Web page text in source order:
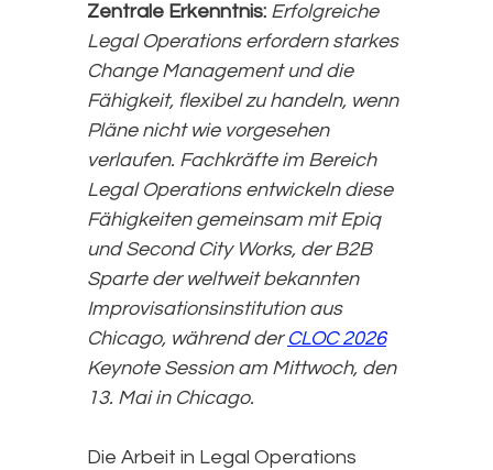
Zentrale Erkenntnis: Erfolgreiche
Legal Operations erfordern starkes
Change Management und die
Fähigkeit, flexibel zu handeln, wenn
Pläne nicht wie vorgesehen
verlaufen. Fachkräfte im Bereich
Legal Operations entwickeln diese
Fähigkeiten gemeinsam mit Epiq
und Second City Works, der B2B
Sparte der weltweit bekannten
Improvisationsinstitution aus
Chicago, während der CLOC 2026
Keynote Session am Mittwoch, den
13. Mai in Chicago.
Die Arbeit in Legal Operations